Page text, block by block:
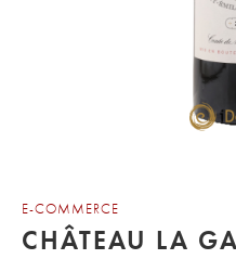
E-COMMERCE
CHÂTEAU LA